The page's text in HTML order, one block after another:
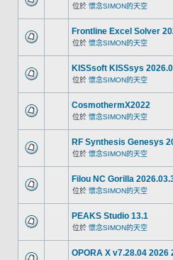
位於 懷念SIMON的天空
Frontline Excel Solver
位於 懷念SIMON的天空
KISSsoft KISSsys
位於 懷念SIMON的天空
CosmothermX2022
位於 懷念SIMON的天空
RF Synthesis Genesys
位於 懷念SIMON的天空
Filou NC Gorilla
位於 懷念SIMON的天空
PEAKS Studio 13.1
位於 懷念SIMON的天空
OPORA X v7.28.04 2026